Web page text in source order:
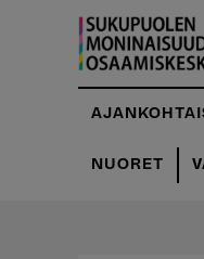
pääsisältöön
NUORET